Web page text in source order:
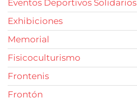
Eventos Deportivos Solidarios
Exhibiciones
Memorial
Fisicoculturismo
Frontenis
Frontón